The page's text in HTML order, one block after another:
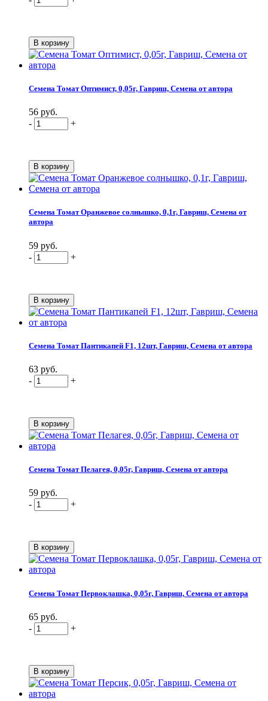
Семена Томат Оптимист, 0,05г, Гавриш, Семена от автора
56 руб.
-
+
Семена Томат Оранжевое солнышко, 0,1г, Гавриш, Семена от
автора
59 руб.
-
+
Семена Томат Пантикапей F1, 12шт, Гавриш, Семена от автора
63 руб.
-
+
Семена Томат Пелагея, 0,05г, Гавриш, Семена от автора
59 руб.
-
+
Семена Томат Первоклашка, 0,05г, Гавриш, Семена от автора
65 руб.
-
+